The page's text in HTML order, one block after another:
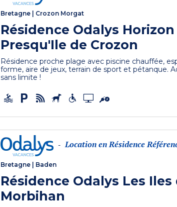
Bretagne Crozon Morgat
Résidence Odalys Horizon
Presqu'Ile de Crozon
Résidence proche plage avec piscine chauffée,
forme, aire de jeux, terrain de sport et pétanque.
sans limite !
- Location en Résidence
Bretagne | Baden
Résidence Odalys Les Iles
Morbihan